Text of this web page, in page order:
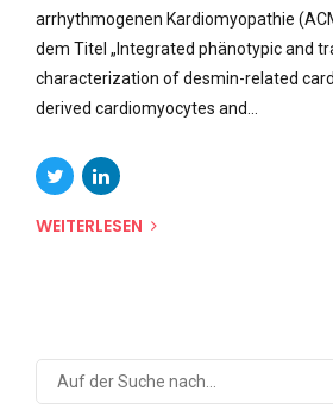
arrhythmogenen Kardiomyopathie
dem Titel „Integrated phänotypic and
characterization of desmin-related
derived cardiomyocytes and...
WEITERLESEN